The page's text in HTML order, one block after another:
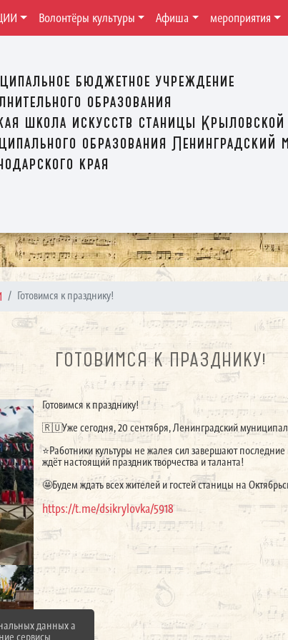
бюджетное учреждение
образования
школа искусств станицы Крыловской
образования Ленинградский
края
Волонтёры культуры Афиша мероприятия
Готовимся к празднику!
ГОТОВИМСЯ К ПРАЗДНИКУ!
Готовимся к празднику!
🇷🇺Уже сегодня, 20 сентября, Ленинградский
⭐️Работники культуры не жалея сил завершают
ждёт настоящий праздник творчества и таланта!
🤩Будем ждать всех жителей и гостей станицы на
https://t.me/dsikrylovka/5918
данных а
сервисы